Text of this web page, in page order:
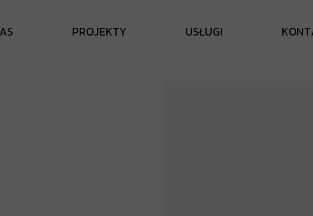
AS PROJEKTY USŁUGI KONT